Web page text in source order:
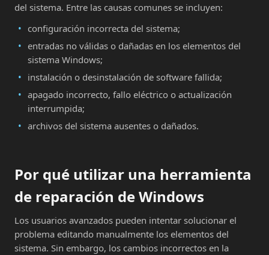
del sistema. Entre las causas comunes se incluyen:
configuración incorrecta del sistema;
entradas no válidas o dañadas en los elementos del
sistema Windows;
instalación o desinstalación de software fallida;
apagado incorrecto, fallo eléctrico o actualización
interrumpida;
archivos del sistema ausentes o dañados.
Por qué utilizar una herramienta
de reparación de Windows
Los usuarios avanzados pueden intentar solucionar el
problema editando manualmente los elementos del
sistema. Sin embargo, los cambios incorrectos en la